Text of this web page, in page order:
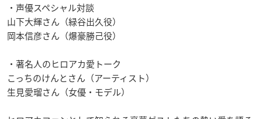
・声優スペシャル対談
山下大輝さん（緑谷出久役）
岡本信彦さん（爆豪勝己役）
・著名人のヒロアカ愛トーク
こっちのけんとさん（アーティスト）
生見愛瑠さん（女優・モデル）